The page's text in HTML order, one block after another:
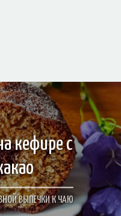
кефире с
ВЫПЕЧКИ К ЧАЮ